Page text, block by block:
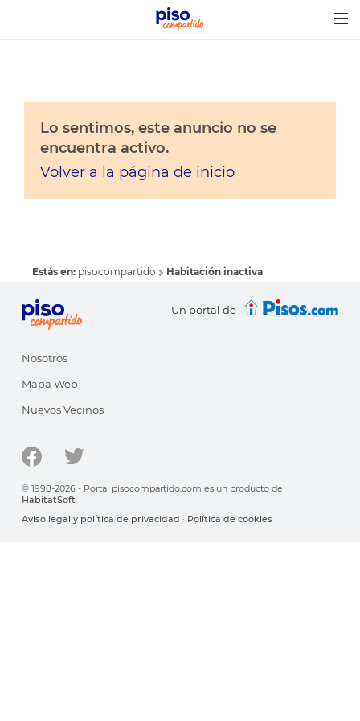
Lo sentimos, este anuncio no se
encuentra activo.
Volver a la página de inicio
Estás en: pisocompartido Habitación inactiva
Un portal de
Nosotros
Mapa Web
Nuevos Vecinos
© 1998-2026 - Portal pisocompartido.com es un producto de
HabitatSoft
Aviso legal y política de privacidad · Política de cookies